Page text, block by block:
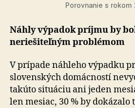
Porovnanie s rokom
Náhly výpadok príjmu by
ne­rie­ši­teľ­ným prob­lémom
V prípade náhleho výpadku
slo­ven­ských do­mác­ností
takúto situ­á­ciu ani jeden
len mesiac, 30 % by do­ká­zalo